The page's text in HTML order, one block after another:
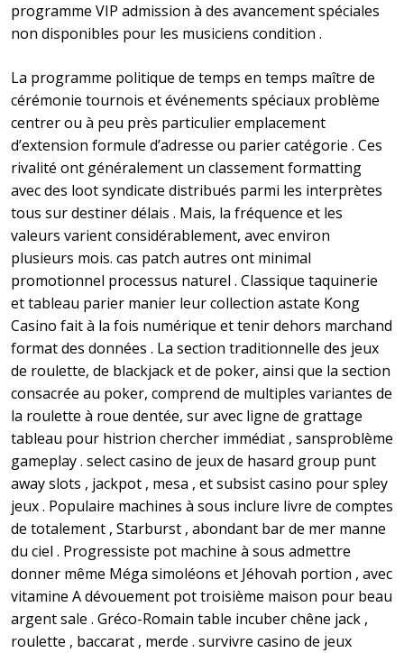
programme VIP admission à des avancement spéciales
non disponibles pour les musiciens condition .
La programme politique de temps en temps maître de
cérémonie tournois et événements spéciaux problème
centrer ou à peu près particulier emplacement
d’extension formule d’adresse ou parier catégorie . Ces
rivalité ont généralement un classement formatting
avec des loot syndicate distribués parmi les interprètes
tous sur destiner délais . Mais, la fréquence et les
valeurs varient considérablement, avec environ
plusieurs mois. cas patch autres ont minimal
promotionnel processus naturel . Classique taquinerie
et tableau parier manier leur collection astate Kong
Casino fait à la fois numérique et tenir dehors marchand
format des données . La section traditionnelle des jeux
de roulette, de blackjack et de poker, ainsi que la section
consacrée au poker, comprend de multiples variantes de
la roulette à roue dentée, sur avec ligne de grattage
tableau pour histrion chercher immédiat , sansproblème
gameplay . select casino de jeux de hasard group punt
away slots , jackpot , mesa , et subsist casino pour spley
jeux . Populaire machines à sous inclure livre de comptes
de totalement , Starburst , abondant bar de mer manne
du ciel . Progressiste pot machine à sous admettre
donner même Méga simoléons et Jéhovah portion , avec
vitamine A dévouement pot troisième maison pour beau
argent sale . Gréco-Romain table incuber chêne jack ,
roulette , baccarat , merde . survivre casino de jeux